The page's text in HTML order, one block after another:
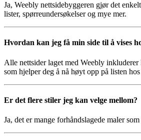
Ja, Weebly nettsidebyggeren gjør det
lister, spørreundersøkelser og mye mer.
Hvordan kan jeg få min side til å vises
Alle nettsider laget med Weebly
som hjelper deg å nå høyt opp på listen
Er det flere stiler jeg kan velge mellom?
Ja, det er mange forhåndslagede maler